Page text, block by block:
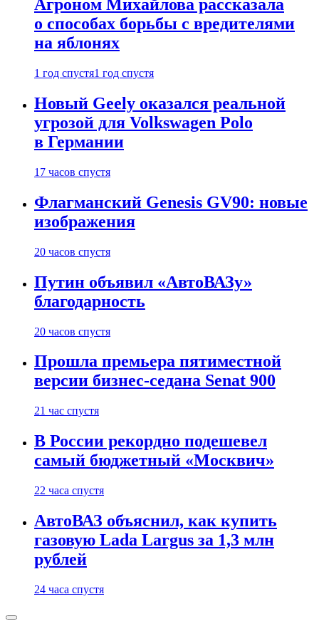
Агроном Михайлова рассказала
о способах борьбы с вредителями
на яблонях
1 год спустя1 год спустя
Новый Geely оказался реальной
угрозой для Volkswagen Polo
в Германии
17 часов спустя
Флагманский Genesis GV90: новые
изображения
20 часов спустя
Путин объявил «АвтоВАЗу»
благодарность
20 часов спустя
Прошла премьера пятиместной
версии бизнес-седана Senat 900
21 час спустя
В России рекордно подешевел
самый бюджетный «Москвич»
22 часа спустя
АвтоВАЗ объяснил, как купить
газовую Lada Largus за 1,3 млн
рублей
24 часа спустя